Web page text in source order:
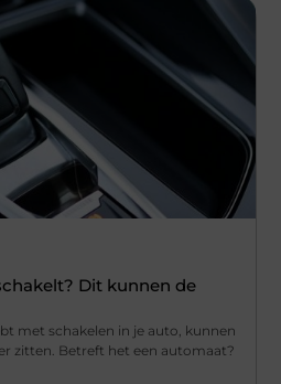
Dit kunnen de
met schakelen in je auto, kunnen
zitten. Betreft het een automaat?